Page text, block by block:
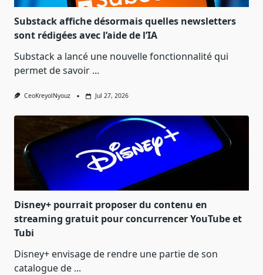
Substack affiche désormais quelles newsletters
sont rédigées avec l’aide de l’IA
Substack a lancé une nouvelle fonctionnalité qui
permet de savoir ...
CeoKreyolNyouz Jul 27, 2026
Disney+ pourrait proposer du contenu en
streaming gratuit pour concurrencer YouTube et
Tubi
Disney+ envisage de rendre une partie de son
catalogue de ...